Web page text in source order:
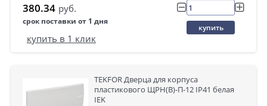
380.34 руб.
срок поставки от 1 дня
купить
купить в 1 клик
TEKFOR Дверца для корпуса
пластикового ЩРН(В)-П-12 IP41 белая
IEK